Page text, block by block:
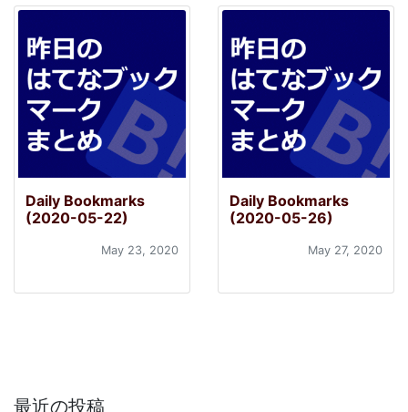
Daily Bookmarks
(2020-05-22)
May 23, 2020
Daily Bookmarks
(2020-05-26)
May 27, 2020
最近の投稿